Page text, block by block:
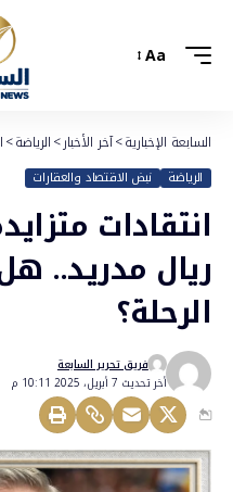
Aa
السابعة الإخبارية>آخر الأخبار>الرياضة>
الرياضة نبض الاقتصاد والعقارات
انتقادات
ريال مدريد..
الرحلة؟
أخر تحديث 7 أبريل، 2025 10:11 م
فريق تحرير السابعة